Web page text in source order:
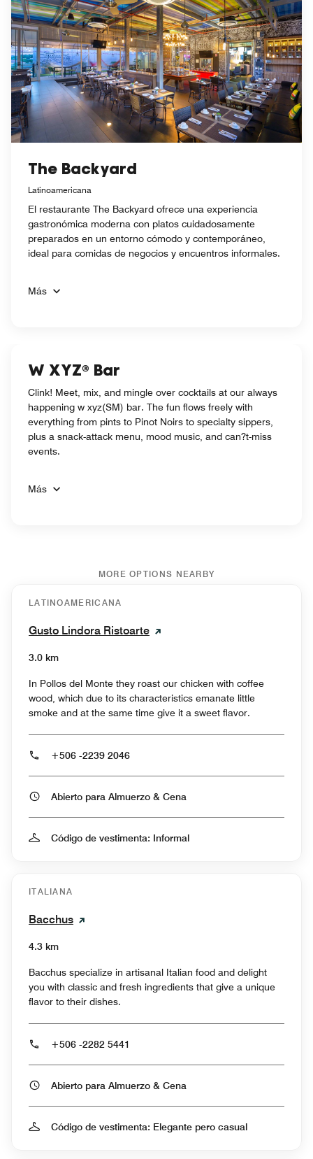
The Backyard
Latinoamericana
El restaurante The Backyard ofrece una experiencia
gastronómica moderna con platos cuidadosamente
preparados en un entorno cómodo y contemporáneo,
ideal para comidas de negocios y encuentros informales.
Más
W XYZ® Bar
Clink! Meet, mix, and mingle over cocktails at our always
happening w xyz(SM) bar. The fun flows freely with
everything from pints to Pinot Noirs to specialty sippers,
plus a snack-attack menu, mood music, and can?t-miss
events.
Más
MORE OPTIONS NEARBY
LATINOAMERICANA
Gusto Lindora Ristoarte
3.0 km
In Pollos del Monte they roast our chicken with coffee
wood, which due to its characteristics emanate little
smoke and at the same time give it a sweet flavor.
+506 -2239 2046
Abierto para Almuerzo & Cena
Código de vestimenta: Informal
ITALIANA
Bacchus
4.3 km
Bacchus specialize in artisanal Italian food and delight
you with classic and fresh ingredients that give a unique
flavor to their dishes.
+506 -2282 5441
Abierto para Almuerzo & Cena
Código de vestimenta: Elegante pero casual